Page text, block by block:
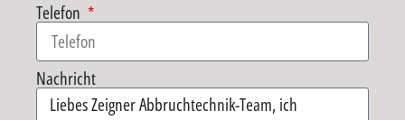
Telefon
Nachricht